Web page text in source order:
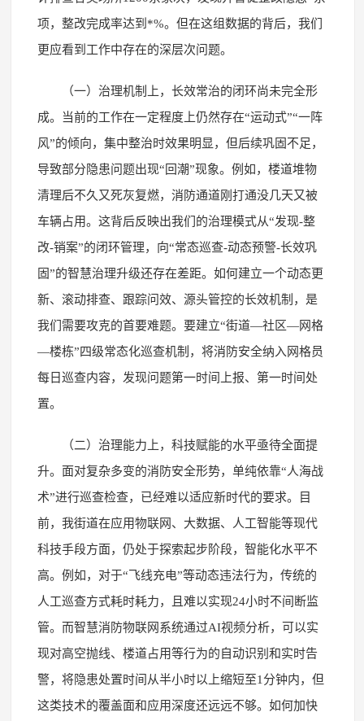
项，整改完成率达到*%。但在这组数据的背后，我们
更应看到工作中存在的深层次问题。
（一）治理机制上，长效常治的闭环尚未完全形
成。当前的工作在一定程度上仍然存在“运动式”“一阵
风”的倾向，集中整治时效果明显，但后续巩固不足，
导致部分隐患问题出现“回潮”现象。例如，楼道堆物
清理后不久又死灰复燃，消防通道刚打通没几天又被
车辆占用。这背后反映出我们的治理模式从“发现-整
改-销案”的闭环管理，向“常态巡查-动态预警-长效巩
固”的智慧治理升级还存在差距。如何建立一个动态更
新、滚动排查、跟踪问效、源头管控的长效机制，是
我们需要攻克的首要难题。要建立“街道—社区—网格
—楼栋”四级常态化巡查机制，将消防安全纳入网格员
每日巡查内容，发现问题第一时间上报、第一时间处
置。
（二）治理能力上，科技赋能的水平亟待全面提
升。面对复杂多变的消防安全形势，单纯依靠“人海战
术”进行巡查检查，已经难以适应新时代的要求。目
前，我街道在应用物联网、大数据、人工智能等现代
科技手段方面，仍处于探索起步阶段，智能化水平不
高。例如，对于“飞线充电”等动态违法行为，传统的
人工巡查方式耗时耗力，且难以实现24小时不间断监
管。而智慧消防物联网系统通过AI视频分析，可以实
现对高空抛线、楼道占用等行为的自动识别和实时告
警，将隐患处置时间从半小时以上缩短至1分钟内，但
这类技术的覆盖面和应用深度还远远不够。如何加快